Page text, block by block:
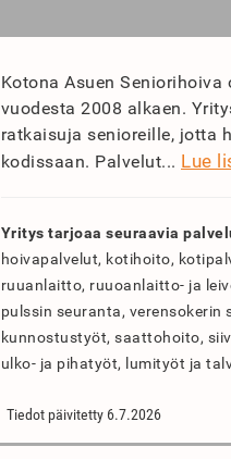
Kotona Asuen
vuodesta 2008 alkaen.
ratkaisuja senioreille, jotta
kodissaan. Palvelut... Lue
Yritys tarjoaa seuraavia
hoivapalvelut, kotihoito,
ruuanlaitto, ruuoanlaitto- ja
pulssin seuranta,
kunnostustyöt, saattohoito,
ulko- ja pihatyöt, lumityöt ja
Tiedot päivitetty 6.7.2026